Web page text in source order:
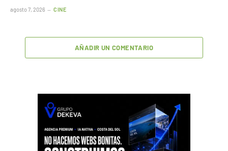
agosto 7, 2026 CINE
AÑADIR UN COMENTARIO